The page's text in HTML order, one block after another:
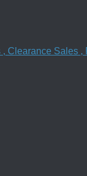
Sales ,